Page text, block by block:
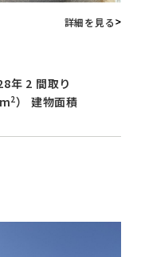
詳細を見る
年 2 間取り
2） 建物面積